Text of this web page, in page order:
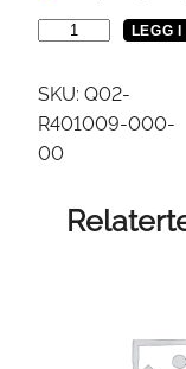
P
P
O
LEGG
SKU: Q02-
R401009-000-
00